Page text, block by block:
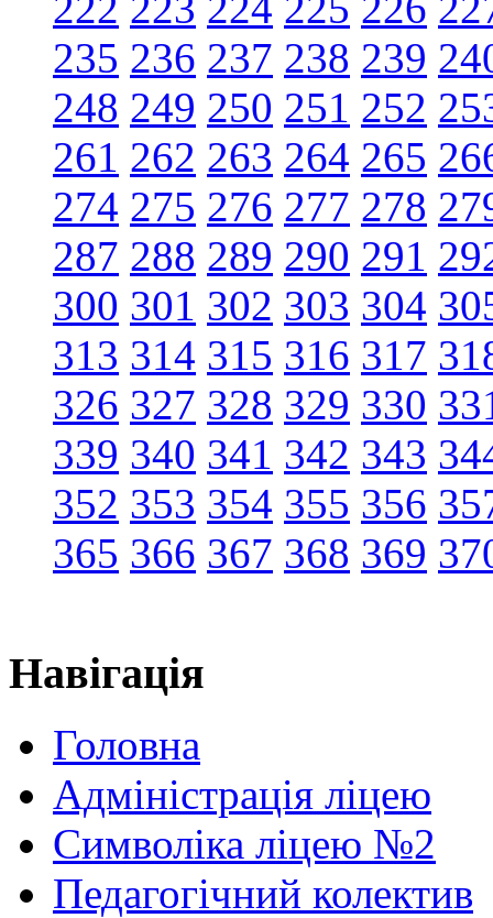
235 236 237 238 239
248 249 250 251 252
261 262 263 264 265
274 275 276 277 278
287 288 289 290 291
300 301 302 303 304
313 314 315 316 317
326 327 328 329 330
339 340 341 342 343
352 353 354 355 356
365 366 367 368 369
Навігація
Головна
Адміністрація ліцею
Символіка ліцею №2
Педагогічний колектив